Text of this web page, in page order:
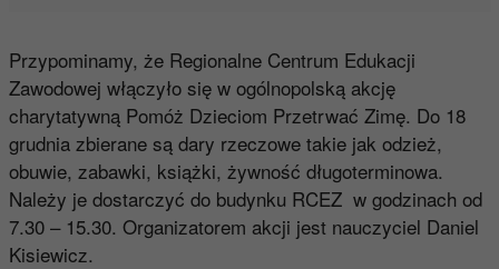
Przypominamy, że Regionalne Centrum Edukacji
Zawodowej włączyło się w ogólnopolską akcję
charytatywną Pomóż Dzieciom Przetrwać Zimę. Do 18
grudnia zbierane są dary rzeczowe takie jak odzież,
obuwie, zabawki, książki, żywność długoterminowa.
Należy je dostarczyć do budynku RCEZ w godzinach od
7.30 – 15.30. Organizatorem akcji jest nauczyciel Daniel
Kisiewicz.